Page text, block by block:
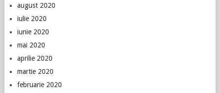
august 2020
iulie 2020
iunie 2020
mai 2020
aprilie 2020
martie 2020
februarie 2020